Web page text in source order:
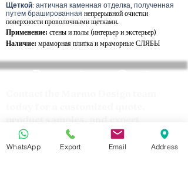
Щеткой: античная каменная отделка, полученная
путем брашированная непрерывной очистки
поверхности проволочными щетками.
Применение: стены и полы (интерьер и экстерьер)
Наличие: мраморная плитка и мраморные СЛЯБЫ
Request your Quote
technical support tailored to your
project requirements.
WhatsApp Export Email Address